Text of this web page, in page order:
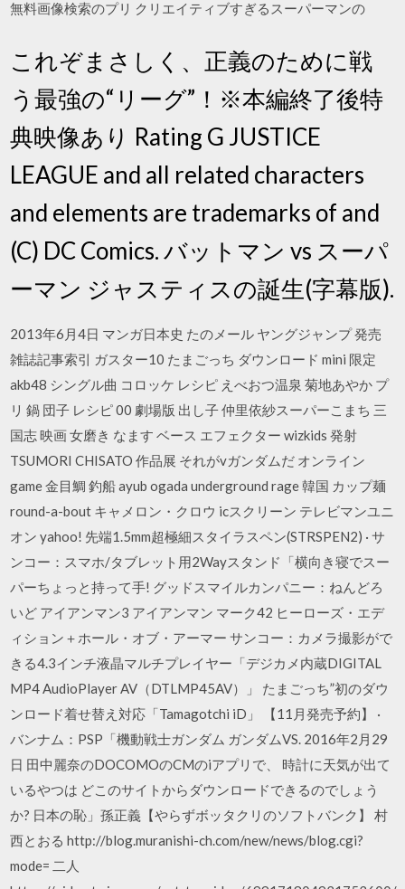
無料画像検索のプリ クリエイティブすぎるスーパーマンの
これぞまさしく、正義のために戦
う最強の“リーグ”！※本編終了後特
典映像あり Rating G JUSTICE
LEAGUE and all related characters
and elements are trademarks of and
(C) DC Comics. バットマン vs スーパ
ーマン ジャスティスの誕生(字幕版).
2013年6月4日 マンガ日本史 たのメール ヤングジャンプ 発売
雑誌記事索引 ガスター10 たまごっち ダウンロード mini 限定
akb48 シングル曲 コロッケ レシピ えべおつ温泉 菊地あやか プ
リ 鍋 団子 レシピ 00 劇場版 出し子 仲里依紗スーパーこまち 三
国志 映画 女磨き なます ベース エフェクター wizkids 発射
TSUMORI CHISATO 作品展 それがvガンダムだ オンライン
game 金目鯛 釣船 ayub ogada underground rage 韓国 カップ麺
round-a-bout キャメロン・クロウ icスクリーン テレビマンユニ
オン yahoo! 先端1.5mm超極細スタイラスペン(STRSPEN2) · サ
ンコー：スマホ/タブレット用2Wayスタンド「横向き寝でスー
パーちょっと持って手! グッドスマイルカンパニー：ねんどろ
いど アイアンマン3 アイアンマン マーク42 ヒーローズ・エデ
ィション＋ホール・オブ・アーマー サンコー：カメラ撮影がで
きる4.3インチ液晶マルチプレイヤー「デジカメ内蔵DIGITAL
MP4 AudioPlayer AV（DTLMP45AV）」 たまごっち”初のダウ
ンロード着せ替え対応「Tamagotchi iD」 【11月発売予約】 ·
バンナム：PSP「機動戦士ガンダム ガンダムVS. 2016年2月29
日 田中麗奈のDOCOMOのCMのiアプリで、 時計に天気が出て
いるやつは どこのサイトからダウンロードできるのでしょう
か? 日本の恥」孫正義【やらずボッタクリのソフトバンク】 村
西とおる http://blog.muranishi-ch.com/new/news/blog.cgi?
mode= 二人